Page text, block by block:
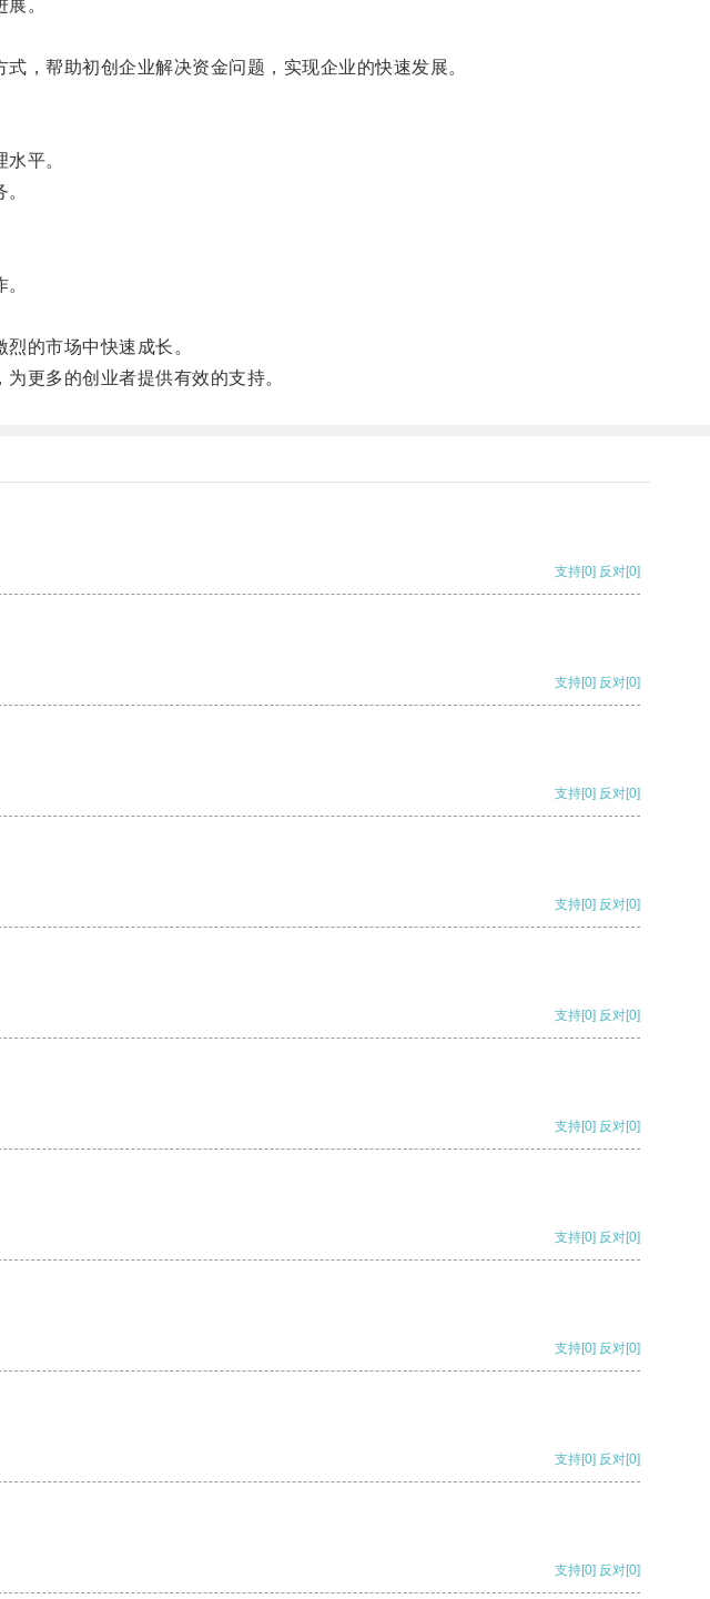
。
帮助初创企业解决资金问题，实现企业的快速发展。
平。
的市场中快速成长。
更多的创业者提供有效的支持。
支持[0] 反对[0]
支持[0] 反对[0]
支持[0] 反对[0]
支持[0] 反对[0]
支持[0] 反对[0]
支持[0] 反对[0]
支持[0] 反对[0]
支持[0] 反对[0]
支持[0] 反对[0]
支持[0] 反对[0]